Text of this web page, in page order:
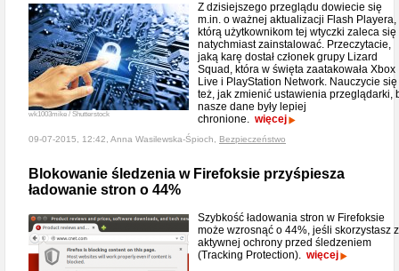
wk1003mike / Shutterstock
Z dzisiejszego przeglądu dowiecie się
m.in. o ważnej aktualizacji Flash Playera,
którą użytkownikom tej wtyczki zaleca się
natychmiast zainstalować. Przeczytacie,
jaką karę dostał członek grupy Lizard
Squad, która w święta zaatakowała Xbox
Live i PlayStation Network. Nauczycie się
też, jak zmienić ustawienia przeglądarki,
nasze dane były lepiej
chronione. więcej
09-07-2015, 12:42, Anna Wasilewska-Śpioch, Bezpieczeństwo
Blokowanie śledzenia w Firefoksie przyśpiesza
ładowanie stron o 44%
Szybkość ładowania stron w Firefoksie
może wzrosnąć o 44%, jeśli skorzystasz z
aktywnej ochrony przed śledzeniem
(Tracking Protection). więcej